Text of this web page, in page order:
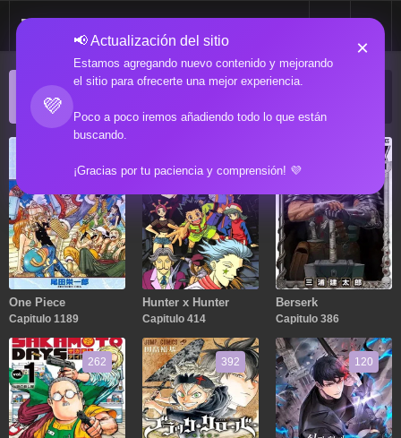
💜
📢 Actualización del sitio
Estamos agregando nuevo contenido y mejorando
el sitio para ofrecerte una mejor experiencia.
Poco a poco iremos añadiendo todo lo que están
buscando.
¡Gracias por tu paciencia y comprensión! 💜
×
ACTUALIZACIONES POPULARES
One Piece
Capitulo 1189
Hunter x Hunter
Capitulo 414
Berserk
Capitulo 386
262 392 120